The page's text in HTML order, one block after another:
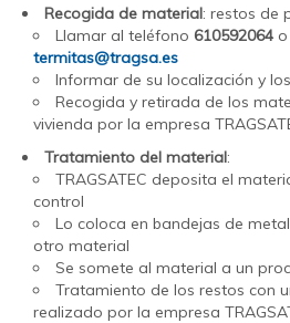
Recogida de material: restos de
Llamar al teléfono 610592064
termitas@tragsa.es
Informar de su localización y
Recogida y retirada de los
vivienda por la empresa
Tratamiento del material:
TRAGSATEC deposita el
control
Lo coloca en bandejas de
otro material
Se somete al material a un
Tratamiento de los restos con
realizado por la empresa